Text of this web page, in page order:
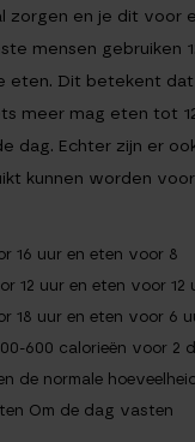
zorgen en je dit voor
mensen gebruiken
eten. Dit betekent dat
meer mag eten tot
dag. Echter zijn er
kunnen worden
16 uur en eten voor 8
12 uur en eten voor 12
18 uur en eten voor 6
600 calorieën voor 2
de normale
Om de dag vasten